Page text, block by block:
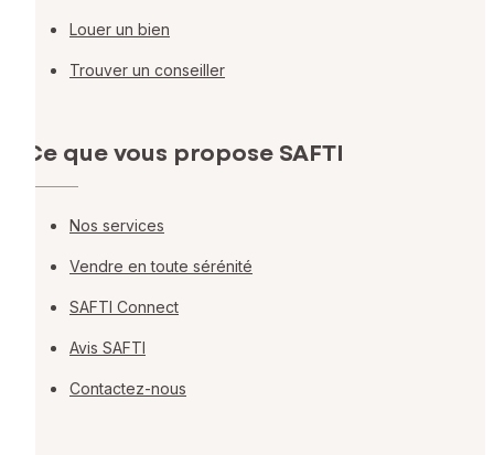
Louer un bien
Trouver un conseiller
Ce que vous propose SAFTI
Nos services
Vendre en toute sérénité
SAFTI Connect
Avis SAFTI
Contactez-nous